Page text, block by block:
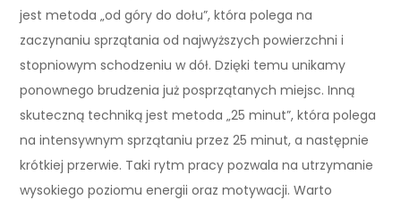
jest metoda „od góry do dołu”, która polega na
zaczynaniu sprzątania od najwyższych powierzchni i
stopniowym schodzeniu w dół. Dzięki temu unikamy
ponownego brudzenia już posprzątanych miejsc. Inną
skuteczną techniką jest metoda „25 minut”, która polega
na intensywnym sprzątaniu przez 25 minut, a następnie
krótkiej przerwie. Taki rytm pracy pozwala na utrzymanie
wysokiego poziomu energii oraz motywacji. Warto